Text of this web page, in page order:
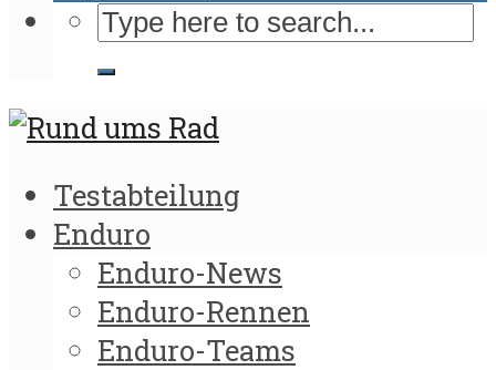
Testabteilung
Enduro
Enduro-News
Enduro-Rennen
Enduro-Teams